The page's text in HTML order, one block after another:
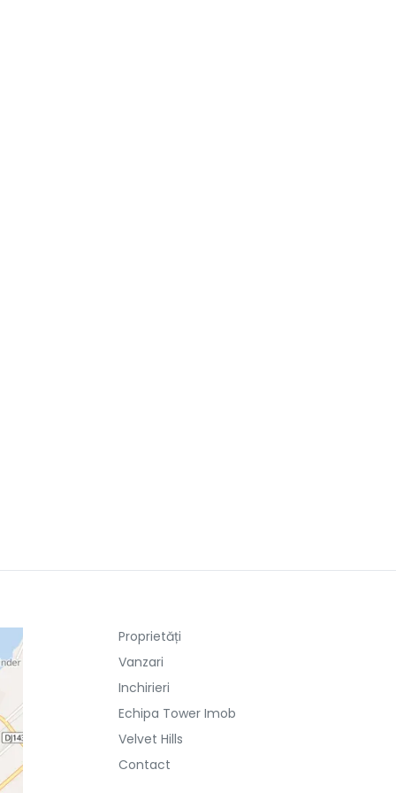
Proprietăți
Vanzari
Inchirieri
Echipa Tower Imob
Velvet Hills
Contact